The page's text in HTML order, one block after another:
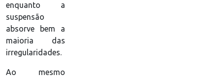
enquanto a
suspensão
absorve bem a
maioria das
irregularidades.
Ao mesmo